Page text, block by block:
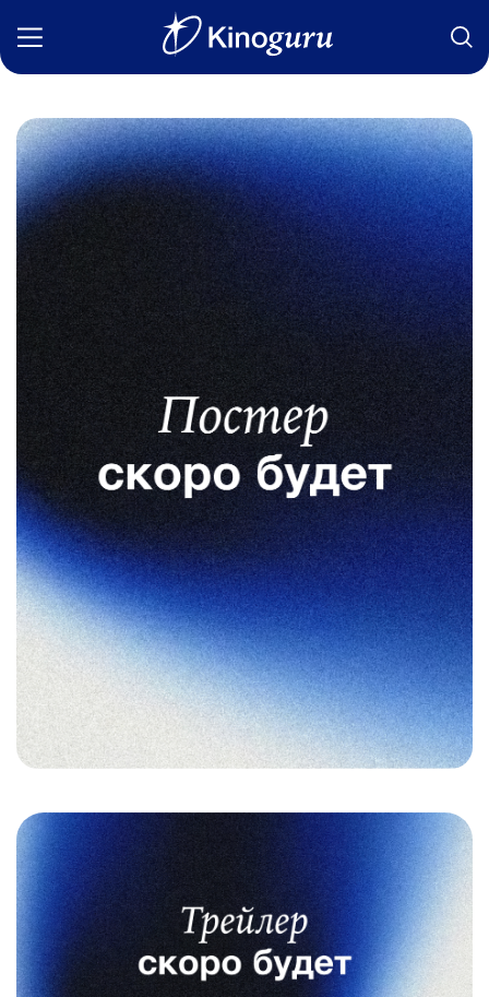
Фильмы
Статьи
Сериалы
Новости
Подборки
Рецензии
О нас
Авторы